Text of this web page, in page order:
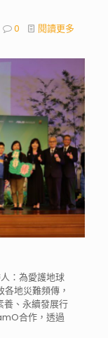
0 閱讀更多
：為愛護地球
地災難頻傳，
養、永續發展行
合作，透過